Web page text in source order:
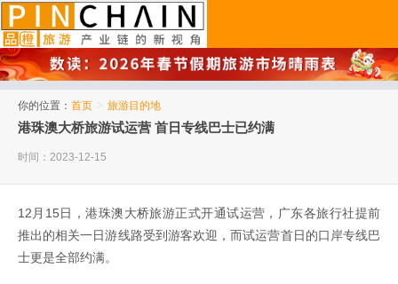
你的位置： 首页 > 旅游目的地
港珠澳大桥旅游试运营 首日专线巴士已约满
时间：2023-12-15
12月15日，港珠澳大桥旅游正式开通试运营，广东各旅行社提前
推出的相关一日游线路受到游客欢迎，而试运营首日的口岸专线巴
士更是全部约满。